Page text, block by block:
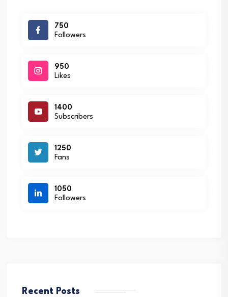
750
Followers
950
Likes
1400
Subscribers
1250
Fans
1050
Followers
Recent Posts